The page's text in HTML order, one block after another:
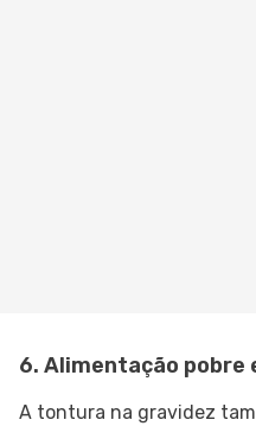
6. Alimentação pobre
A tontura na gravidez